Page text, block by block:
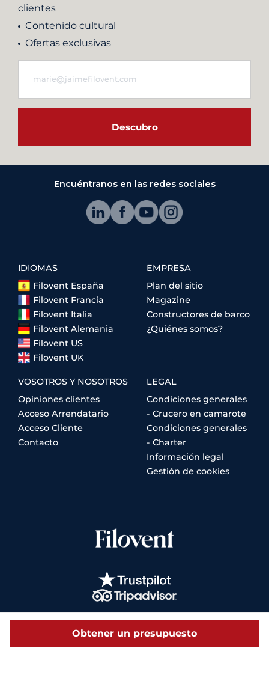
Obtener un presupuesto
clientes
Contenido cultural
Ofertas exclusivas
Descubro
Encuéntranos en las redes sociales
IDIOMAS
Filovent España
Filovent Francia
Filovent Italia
Filovent Alemania
Filovent US
Filovent UK
EMPRESA
Plan del sitio
Magazine
Constructores de barco
¿Quiénes somos?
VOSOTROS Y NOSOTROS
Opiniones clientes
Acceso Arrendatario
Acceso Cliente
Contacto
LEGAL
Condiciones generales
- Crucero en camarote
Condiciones generales
- Charter
Información legal
Gestión de cookies
© 2026 Filovent